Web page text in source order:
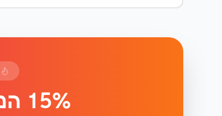
15% הנחה על כל ההזמנות!